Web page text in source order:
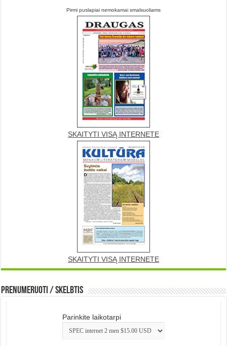
Pirmi puslapiai nemokamai smalsuoliams
SKAITYTI VISĄ INTERNETE
SKAITYTI VISĄ INTERNETE
Prenumeruoti / Skelbtis
Parinkite laikotarpi